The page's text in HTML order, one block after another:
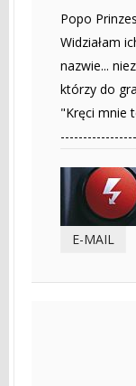
Popo
Widziałam
nazwie...
którzy do
"Kręci mnie
E-MAIL